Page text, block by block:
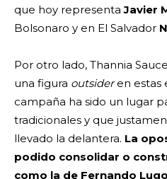
que hoy representaJavier
Bolsonaro y en El Salvador
Por otro lado, Thannia
una figura outsideren estas
campaña ha sido un lugar
tradicionales y que
llevado la delantera. La
podido consolidar o
como la de Fernando